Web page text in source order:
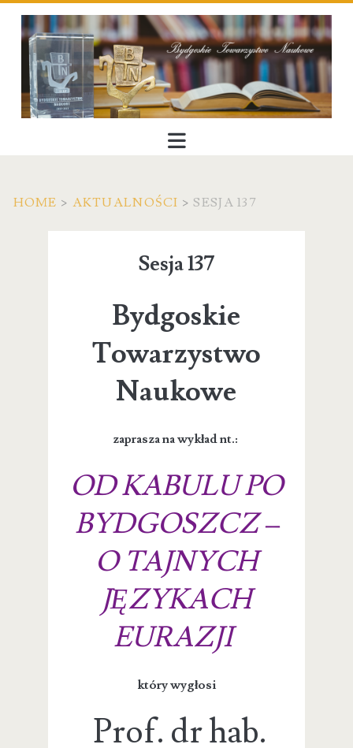
HOME > AKTUALNOŚCI >SESJA 137
Sesja 137
Bydgoskie
Towarzystwo
Naukowe
zaprasza na wykład nt.:
OD KABULU PO
BYDGOSZCZ –
O TAJNYCH
JĘZYKACH
EURAZJI
który wygłosi
Prof. dr hab.